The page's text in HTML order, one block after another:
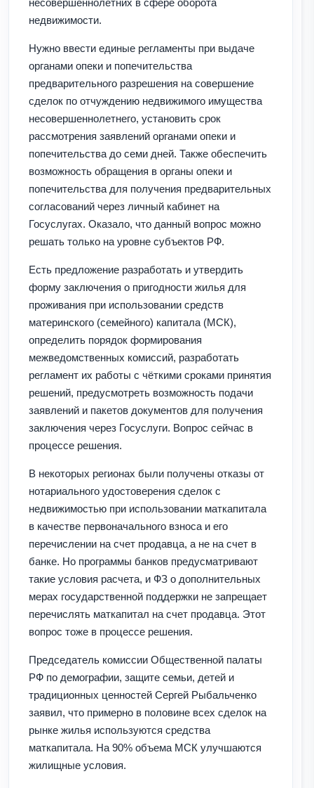
недвижимости.
Нужно ввести единые регламенты при выдаче
органами опеки и попечительства
предварительного разрешения на совершение
сделок по отчуждению недвижимого имущества
несовершеннолетнего, установить срок
рассмотрения заявлений органами опеки и
попечительства до семи дней. Также обеспечить
возможность обращения в органы опеки и
попечительства для получения предварительных
согласований через личный кабинет на
Госуслугах. Оказало, что данный вопрос можно
решать только на уровне субъектов РФ.
Есть предложение разработать и утвердить
форму заключения о пригодности жилья для
проживания при использовании средств
материнского (семейного) капитала (МСК),
определить порядок формирования
межведомственных комиссий, разработать
регламент их работы с чёткими сроками принятия
решений, предусмотреть возможность подачи
заявлений и пакетов документов для получения
заключения через Госуслуги. Вопрос сейчас в
процессе решения.
В некоторых регионах были получены отказы от
нотариального удостоверения сделок с
недвижимостью при использовании маткапитала
в качестве первоначального взноса и его
перечислении на счет продавца, а не на счет в
банке. Но программы банков предусматривают
такие условия расчета, и ФЗ о дополнительных
мерах государственной поддержки не запрещает
перечислять маткапитал на счет продавца. Этот
вопрос тоже в процессе решения.
Председатель комиссии Общественной палаты
РФ по демографии, защите семьи, детей и
традиционных ценностей Сергей Рыбальченко
заявил, что примерно в половине всех сделок на
рынке жилья используются средства
маткапитала. На 90% объема МСК улучшаются
жилищные условия.